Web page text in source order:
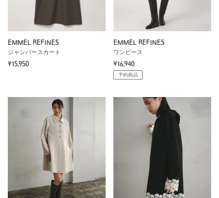
EMMEL REFINES
ジャンパースカート
¥15,950
EMMEL REFINES
ワンピース
¥16,940
予約商品